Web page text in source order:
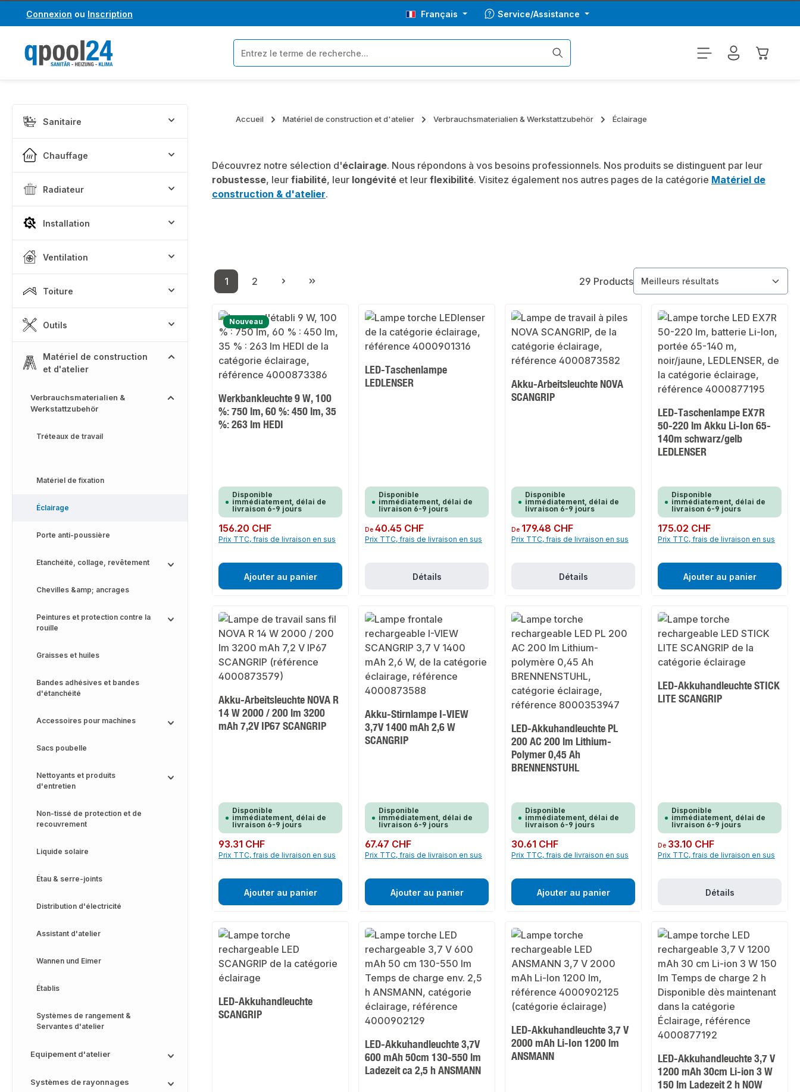
au contenu principal
Passer à la recherche
Connexion ou Inscription Français Service/Assistance
Le
Sanitaire
Chauffage
Radiateur
Installation
Ventilation
Toiture
Outils
Matériel de construction
et d'atelier
Verbrauchsmaterialien &
Werkstattzubehör
Tréteaux de travail
Matériel de fixation
Éclairage
Porte anti-poussière
Etanchéité, collage, revêtement
Chevilles &amp; ancrages
Peintures et protection contre la
rouille
Graisses et huiles
Bandes adhésives et bandes
d'étanchéité
Accessoires pour machines
Sacs poubelle
Nettoyants et produits
d'entretien
Non-tissé de protection et de
recouvrement
Liquide solaire
Étau & serre-joints
Distribution d'électricité
Assistant d'atelier
Wannen und Eimer
Établis
Systèmes de rangement &
Servantes d'atelier
Equipement d'atelier
Systèmes de rayonnages
Accueil Matériel de construction et d'atelier Verbrauchsmaterialien & Werkstattzubehör Éclairage
Découvrez notre sélection d'éclairage. Nous répondons à vos besoins professionnels. Nos produits se distinguent par leur
robustesse, leur fiabilité, leur longévité et leur flexibilité. Visitez également nos autres pages de la catégorie Matériel de
construction & d'atelier.
Page
1
Page
2 29 Products
Nouveau
Werkbankleuchte 9 W, 100
%: 750 lm, 60 %: 450 lm, 35
%: 263 lm HEDI
Disponible
immédiatement, délai de
livraison 6-9 jours
Prix régulier :
156.20 CHF
Prix TTC, frais de livraison en sus
Ajouter au panier
LED-Taschenlampe
LEDLENSER
Disponible
immédiatement, délai de
livraison 6-9 jours
Prix régulier :
De40.45 CHF
Prix TTC, frais de livraison en sus
Détails
Akku-Arbeitsleuchte NOVA
SCANGRIP
Disponible
immédiatement, délai de
livraison 6-9 jours
Prix régulier :
De 179.48 CHF
Prix TTC, frais de livraison en sus
Détails
LED-Taschenlampe EX7R
50-220 lm Akku Li-Ion 65-
140m schwarz/gelb
LEDLENSER
Disponible
immédiatement, délai de
livraison 6-9 jours
Prix régulier :
175.02 CHF
Prix TTC, frais de livraison en sus
Ajouter au panier
Akku-Arbeitsleuchte NOVA R
14 W 2000 / 200 lm 3200
mAh 7,2V IP67 SCANGRIP
Disponible
immédiatement, délai de
livraison 6-9 jours
Prix régulier :
93.31 CHF
Prix TTC, frais de livraison en sus
Ajouter au panier
Akku-Stirnlampe I-VIEW
3,7V 1400 mAh 2,6 W
SCANGRIP
Disponible
immédiatement, délai de
livraison 6-9 jours
Prix régulier :
67.47 CHF
Prix TTC, frais de livraison en sus
Ajouter au panier
LED-Akkuhandleuchte PL
200 AC 200 lm Lithium-
Polymer 0,45 Ah
BRENNENSTUHL
Disponible
immédiatement, délai de
livraison 6-9 jours
Prix régulier :
30.61 CHF
Prix TTC, frais de livraison en sus
Ajouter au panier
LED-Akkuhandleuchte STICK
LITE SCANGRIP
Disponible
immédiatement, délai de
livraison 6-9 jours
Prix régulier :
De 33.10 CHF
Prix TTC, frais de livraison en sus
Détails
LED-Akkuhandleuchte
SCANGRIP
LED-Akkuhandleuchte 3,7V
600 mAh 50cm 130-550 lm
Ladezeit ca 2,5 h ANSMANN
LED-Akkuhandleuchte 3,7 V
2000 mAh Li-Ion 1200 lm
ANSMANN
LED-Akkuhandleuchte 3,7 V
1200 mAh 30cm Li-ion 3 W
150 lm Ladezeit 2 h NOW